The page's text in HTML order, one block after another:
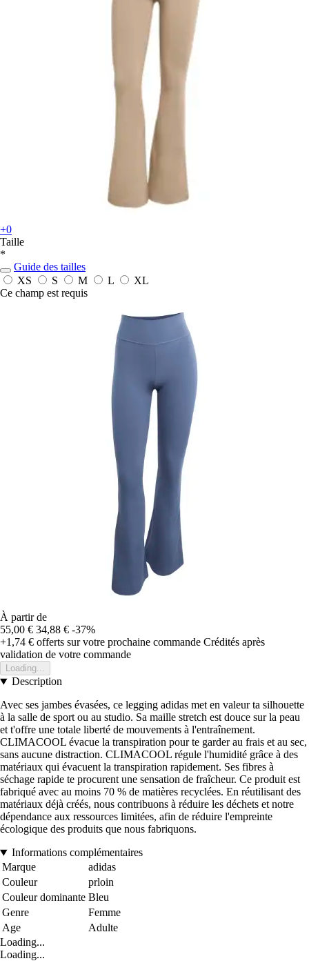
+0
Taille
*
Guide des tailles
XS
S M L
XL
Ce champ est requis
À partir de
55,00 € 34,88 € -37%
+1,74 € offerts sur votre prochaine commande Crédités après
validation de votre commande
Loading...
Description
Avec ses jambes évasées, ce legging adidas met en valeur ta silhouette
à la salle de sport ou au studio. Sa maille stretch est douce sur la peau
et t'offre une totale liberté de mouvements à l'entraînement.
CLIMACOOL évacue la transpiration pour te garder au frais et au sec,
sans aucune distraction. CLIMACOOL régule l'humidité grâce à des
matériaux qui évacuent la transpiration rapidement. Ses fibres à
séchage rapide te procurent une sensation de fraîcheur. Ce produit est
fabriqué avec au moins 70 % de matières recyclées. En réutilisant des
matériaux déjà créés, nous contribuons à réduire les déchets et notre
dépendance aux ressources limitées, afin de réduire l'empreinte
écologique des produits que nous fabriquons.
Informations complémentaires
Marque
adidas
Couleur
prloin
Couleur dominante Bleu
Genre
Femme
Age
Adulte
Loading...
Loading...